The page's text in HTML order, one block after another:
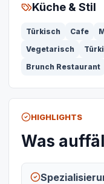
Küche & Stil
Türkisch Cafe
Vegetarisch
Brunch Restaurant
HIGHLIGHTS
Was